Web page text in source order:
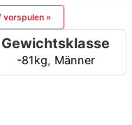
vorspulen »
Gewichtsklasse
-81kg, Männer